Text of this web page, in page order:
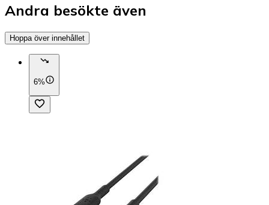
Andra besökte även
Hoppa över innehållet
6%